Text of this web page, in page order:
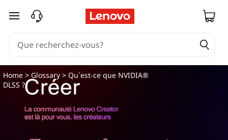
Q
e
passer au contenu principal
Home >Glossary > Qu`est-ce que NVIDIA®
DLSS ?